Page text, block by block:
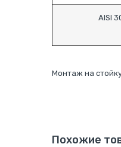
AISI
Монтаж на
Похожие